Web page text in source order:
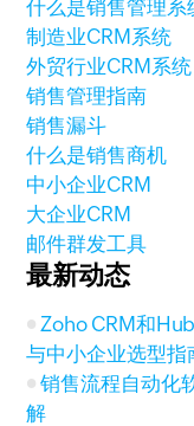
什么是销售管理系
制造业CRM系统
外贸行业CRM系统
销售管理指南
销售漏斗
什么是销售商机
中小企业CRM
大企业CRM
邮件群发工具
最新动态
Zoho CRM和
与中小企业选型指
销售流程自动化
解